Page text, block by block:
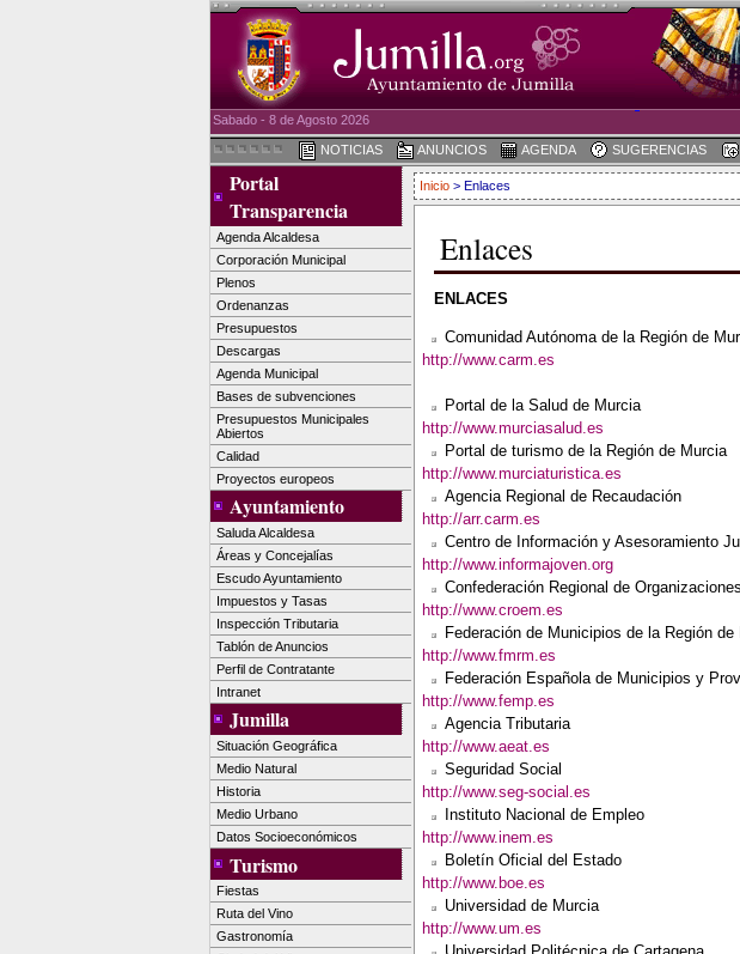
Sabado - 8 de Agosto 2026
NOTICIAS ANUNCIOS AGENDA SUGERENCIAS
Portal
Transparencia
Agenda Alcaldesa
Corporación Municipal
Plenos
Ordenanzas
Presupuestos
Descargas
Agenda Municipal
Bases de subvenciones
Presupuestos Municipales
Abiertos
Calidad
Proyectos europeos
Ayuntamiento
Saluda Alcaldesa
Áreas y Concejalías
Escudo Ayuntamiento
Impuestos y Tasas
Inspección Tributaria
Tablón de Anuncios
Perfil de Contratante
Intranet
Jumilla
Situación Geográfica
Medio Natural
Historia
Medio Urbano
Datos Socioeconómicos
Turismo
Fiestas
Ruta del Vino
Gastronomía
Inicio> Enlaces
Enlaces
ENLACES
Comunidad Autónoma de la Región de
http://www.carm.es
Portal de la Salud de Murcia
http://www.murciasalud.es
Portal de turismo de la Región de Murcia
http://www.murciaturistica.es
Agencia Regional de Recaudación
http://arr.carm.es
Centro de Información y Asesoramiento
http://www.informajoven.org
Confederación Regional de
http://www.croem.es
Federación de Municipios de la Región de
http://www.fmrm.es
Federación Española de Municipios y
http://www.femp.es
Agencia Tributaria
http://www.aeat.es
Seguridad Social
http://www.seg-social.es
Instituto Nacional de Empleo
http://www.inem.es
Boletín Oficial del Estado
http://www.boe.es
Universidad de Murcia
http://www.um.es